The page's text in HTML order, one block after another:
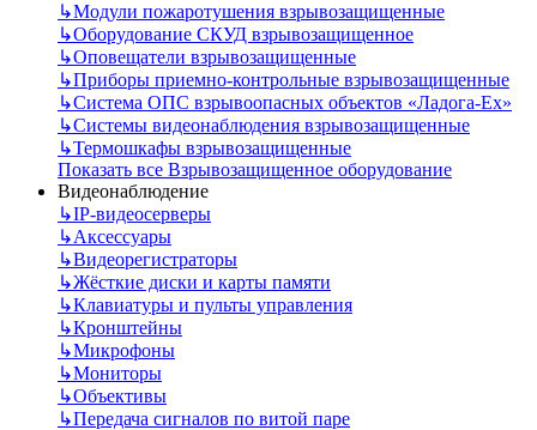
↳Модули пожаротушения взрывозащищенные
↳Оборудование СКУД взрывозащищенное
↳Оповещатели взрывозащищенные
↳Приборы приемно-контрольные взрывозащищенные
↳Система ОПС взрывоопасных объектов «Ладога-Ex»
↳Системы видеонаблюдения взрывозащищенные
↳Термошкафы взрывозащищенные
Показать все Взрывозащищенное оборудование
Видеонаблюдение
↳IP-видеосерверы
↳Аксессуары
↳Видеорегистраторы
↳Жёсткие диски и карты памяти
↳Клавиатуры и пульты управления
↳Кронштейны
↳Микрофоны
↳Мониторы
↳Объективы
↳Передача сигналов по витой паре